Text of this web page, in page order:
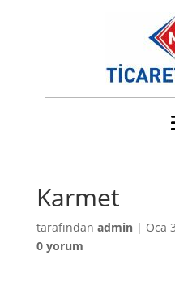
Karmet
tarafından admin| Oca
0 yorum